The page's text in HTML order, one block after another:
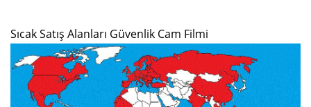
Sıcak Satış Alanları Güvenlik Cam Filmi